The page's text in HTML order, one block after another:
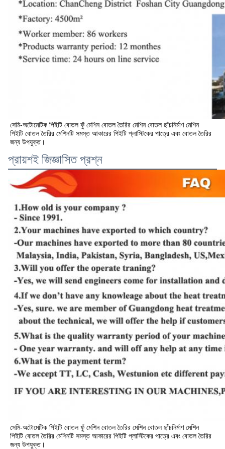
সেমি-অটোমেটিক পিইটি বোতল ফুঁ মেশিন বোতল তৈরির মেশিন বোতল ছাঁচনির্মাণ মেশিন
পিইটি বোতল তৈরির মেশিনটি সমস্ত আকারের পিইটি প্লাস্টিকের পাত্রে এবং বোতল তৈরির
জন্য উপযুক্ত।
প্রায়শই জিজ্ঞাসিত প্রশ্ন
সেমি-অটোমেটিক পিইটি বোতল ফুঁ মেশিন বোতল তৈরির মেশিন বোতল ছাঁচনির্মাণ মেশিন
পিইটি বোতল তৈরির মেশিনটি সমস্ত আকারের পিইটি প্লাস্টিকের পাত্রে এবং বোতল তৈরির
জন্য উপযুক্ত।